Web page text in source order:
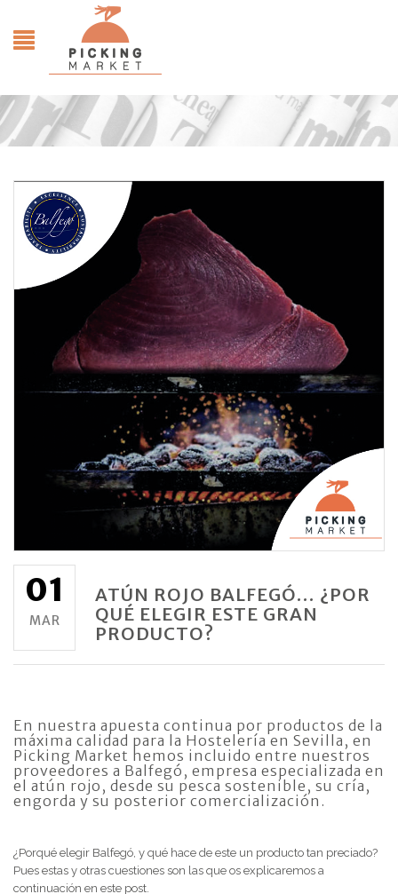
01
MAR
ATÚN ROJO BALFEGÓ… ¿POR
QUÉ ELEGIR ESTE GRAN
PRODUCTO?
En nuestra apuesta continua por productos de la
máxima calidad para la Hostelería en Sevilla, en
Picking Market hemos incluido entre nuestros
proveedores a Balfegó, empresa especializada en
el atún rojo, desde su pesca sostenible, su cría,
engorda y su posterior comercialización.
¿Porqué elegir Balfegó, y qué hace de este un producto tan preciado?
Pues estas y otras cuestiones son las que os explicaremos a
continuación en este post.